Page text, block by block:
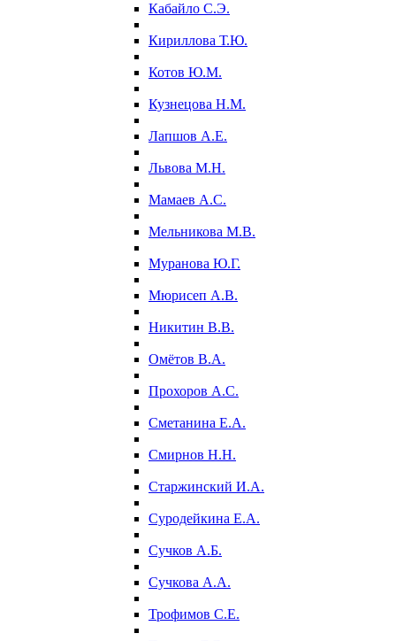
Кабайло С.Э.
Кириллова Т.Ю.
Котов Ю.М.
Кузнецова Н.М.
Лапшов А.Е.
Львова М.Н.
Мамаев А.С.
Мельникова М.В.
Муранова Ю.Г.
Мюрисеп А.В.
Никитин В.В.
Омётов В.А.
Прохоров А.С.
Сметанина Е.А.
Смирнов Н.Н.
Старжинский И.А.
Суродейкина Е.А.
Сучков А.Б.
Сучкова А.А.
Трофимов С.Е.